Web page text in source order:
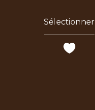
Sélectionner